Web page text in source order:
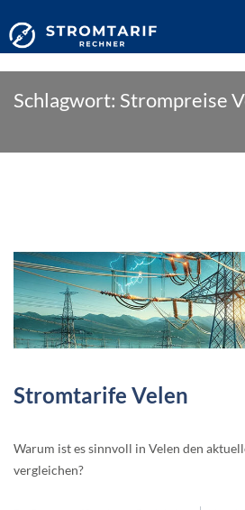
Schlagwort: Strompreise
Stromtarife Velen
Warum ist es sinnvoll in Velen den
vergleichen?